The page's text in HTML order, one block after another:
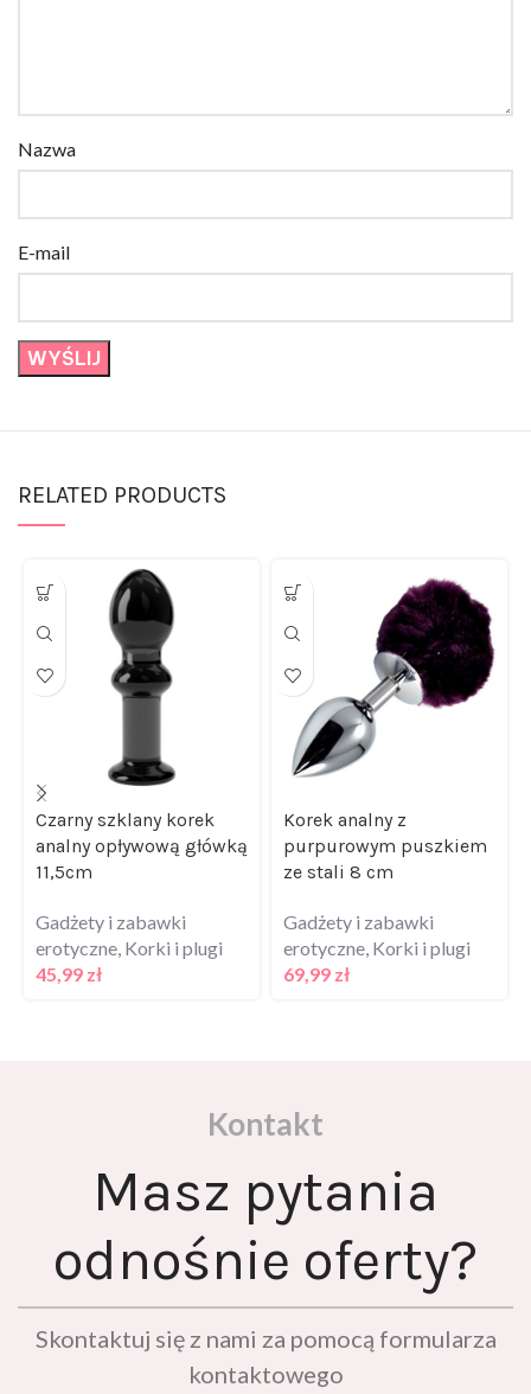
Nazwa
E-mail
Czarny szklany korek
analny opływową główką
11,5cm
erotyczne ,Korki i plugi
45,99zł
purpurowym puszkiem
ze stali 8 cm
erotyczne ,Korki i plugi
69,99zł
Masz pytania
odnośnie oferty?
Skontaktuj się z nami za pomocą formularza
kontaktowego